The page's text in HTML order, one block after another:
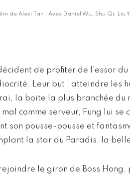
de Alexi Tan | Avec Daniel Wu, Shu Qi, Liu
de profiter de l’essor
Leur but : atteindre les
la boite la plus branchée du
comme serveur, Fung lui se
son pousse-pousse et
la star du Paradis, la
le giron de Boss